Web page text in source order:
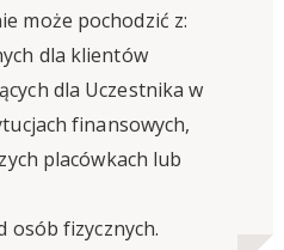
może pochodzić z:
dla klientów
dla Uczestnika w
finansowych,
placówkach lub
osób fizycznych.